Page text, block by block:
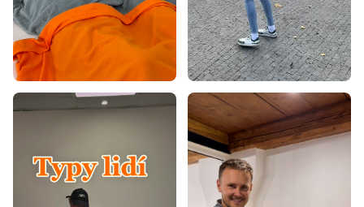
Matrace 150x200
Matrace 160x180
Matrace 160x190
Matrace 160x195
Matrace 170x200
Matrace 190x200
Matrace 40x80
Matrace 40x90
Matrace 50x200